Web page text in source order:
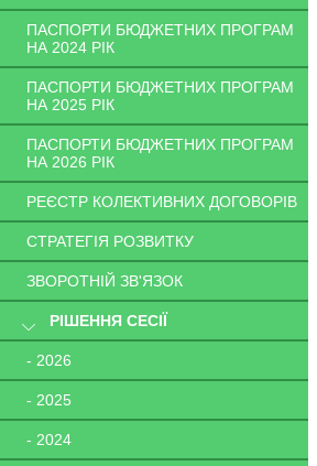
ПАСПОРТИ БЮДЖЕТНИХ ПРОГРАМ
НА 2024 РІК
ПАСПОРТИ БЮДЖЕТНИХ ПРОГРАМ
НА 2025 РІК
ПАСПОРТИ БЮДЖЕТНИХ ПРОГРАМ
НА 2026 РІК
РЕЄСТР КОЛЕКТИВНИХ ДОГОВОРІВ
СТРАТЕГІЯ РОЗВИТКУ
ЗВОРОТНІЙ ЗВ'ЯЗОК
РІШЕННЯ СЕСІЇ
- 2026
- 2025
- 2024